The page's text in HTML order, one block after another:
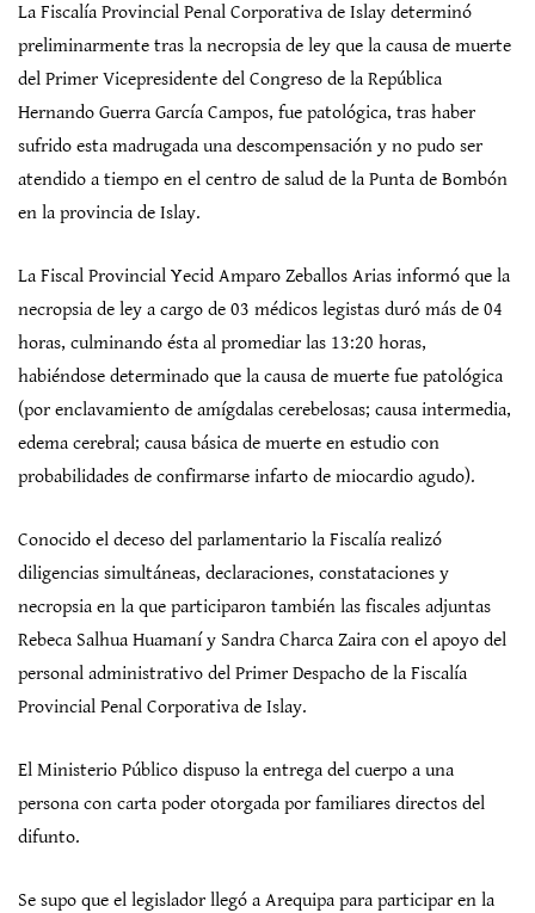
La Fiscalía Provincial Penal Corporativa de Islay determinó
preliminarmente tras la necropsia de ley que la causa de muerte
del Primer Vicepresidente del Congreso de la República
Hernando Guerra García Campos, fue patológica, tras haber
sufrido esta madrugada una descompensación y no pudo ser
atendido a tiempo en el centro de salud de la Punta de Bombón
en la provincia de Islay.
La Fiscal Provincial Yecid Amparo Zeballos Arias informó que la
necropsia de ley a cargo de 03 médicos legistas duró más de 04
horas, culminando ésta al promediar las 13:20 horas,
habiéndose determinado que la causa de muerte fue patológica
(por enclavamiento de amígdalas cerebelosas; causa intermedia,
edema cerebral; causa básica de muerte en estudio con
probabilidades de confirmarse infarto de miocardio agudo).
Conocido el deceso del parlamentario la Fiscalía realizó
diligencias simultáneas, declaraciones, constataciones y
necropsia en la que participaron también las fiscales adjuntas
Rebeca Salhua Huamaní y Sandra Charca Zaira con el apoyo del
personal administrativo del Primer Despacho de la Fiscalía
Provincial Penal Corporativa de Islay.
El Ministerio Público dispuso la entrega del cuerpo a una
persona con carta poder otorgada por familiares directos del
difunto.
Se supo que el legislador llegó a Arequipa para participar en la